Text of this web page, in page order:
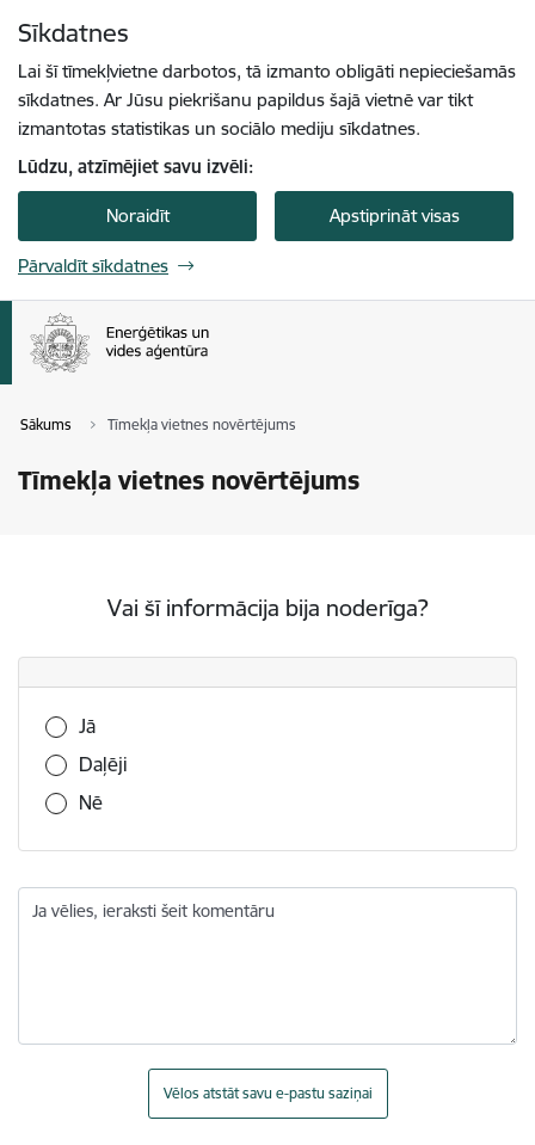
Sīkdatnes
Lai šī tīmekļvietne darbotos, tā izmanto obligāti nepieciešamās
sīkdatnes. Ar Jūsu piekrišanu papildus šajā vietnē var tikt
izmantotas statistikas un sociālo mediju sīkdatnes.
Lūdzu, atzīmējiet savu izvēli:
Noraidīt Apstiprināt visas
Pārvaldīt sīkdatnes
Sākums Tīmekļa vietnes novērtējums
Tīmekļa vietnes novērtējums
Vai šī informācija bija noderīga?
Vai šī informācija bija noderīga?
Jā
Daļēji
Nē
Ja vēlies, ieraksti šeit komentāru
Vēlos atstāt savu e-pastu saziņai